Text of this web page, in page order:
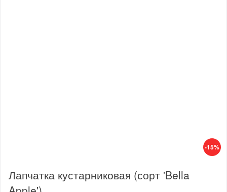
-15%
Лапчатка кустарниковая (сорт 'Bella